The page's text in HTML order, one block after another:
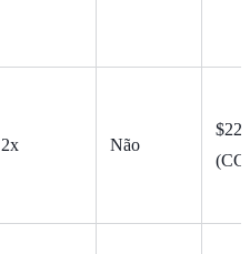
2x Não
(CC)